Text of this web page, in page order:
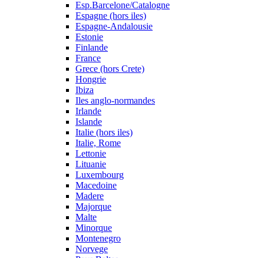
Esp.Barcelone/Catalogne
Espagne (hors iles)
Espagne-Andalousie
Estonie
Finlande
France
Grece (hors Crete)
Hongrie
Ibiza
Iles anglo-normandes
Irlande
Islande
Italie (hors iles)
Italie, Rome
Lettonie
Lituanie
Luxembourg
Macedoine
Madere
Majorque
Malte
Minorque
Montenegro
Norvege